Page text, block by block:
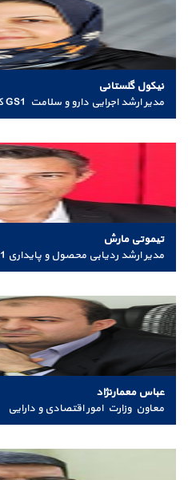
نیکول گلستانی
مدیر ارشد اجرایی دارو و سلامت GS1 کانادا
تیموتی مارش
مدیر ارشد ردیابی محصول و پایداری GS1
عباس معمارنژاد
معاون وزارت امور اقتصادی و دارایی